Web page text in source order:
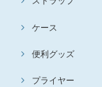
ケース
便利グッズ
プライヤー